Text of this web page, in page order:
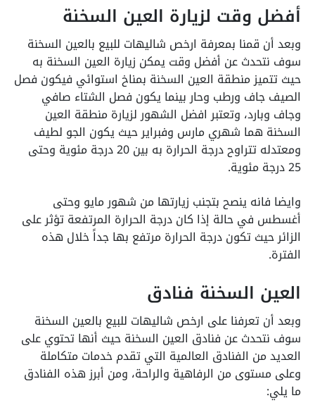
أفضل وقت لزيارة العين السخنة
وبعد أن قمنا بمعرفة ارخص شاليهات للبيع بالعين السخنة
سوف نتحدث عن أفضل وقت يمكن زيارة العين السخنة به
حيث تتميز منطقة العين السخنة بمناخ استوائي فيكون فصل
الصيف جاف ورطب وحار بينما يكون فصل الشتاء صافي
وجاف وبارد، وتعتبر افضل الشهور لزيارة منطقة العين
السخنة هما شهري مارس وفبراير حيث يكون الجو لطيف
ومعتدله تتراوح درجة الحرارة به بين 20 درجة مئوية وحتى
25 درجة مئوية.
وايضا فانه ينصح بتجنب زيارتها من شهور مايو وحتى
أغسطس في حالة إذا كان درجة الحرارة المرتفعة تؤثر على
الزائر حيث تكون درجة الحرارة مرتفع بها جداً خلال هذه
الفترة.
العين السخنة فنادق
وبعد أن تعرفنا على ارخص شاليهات للبيع بالعين السخنة
سوف نتحدث عن فنادق العين السخنة حيث أنها تحتوي على
العديد من الفنادق العالمية التي تقدم خدمات متكاملة
وعلى مستوى من الرفاهية والراحة، ومن أبرز هذه الفنادق
ما يلي: